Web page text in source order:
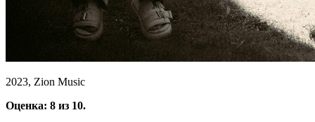
2023, Zion Music
Оценка: 8 из 10.